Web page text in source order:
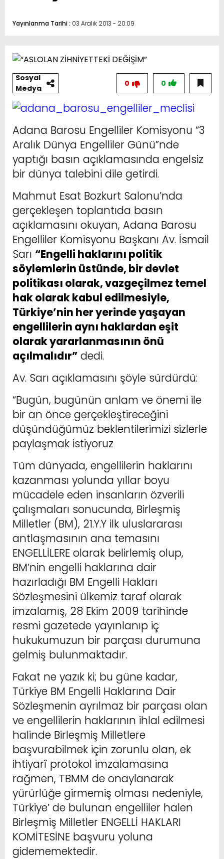
Yayınlanma Tarihi : 03 Aralık 2013 - 20:09
Sosyal
Medya
0
0
Adana Barosu Engelliler Komisyonu “3
Aralık Dünya Engelliler Günü”nde
yaptığı basın açıklamasında engelsiz
bir dünya talebini dile getirdi.
Mahmut Esat Bozkurt Salonu’nda
gerçekleşen toplantıda basın
açıklamasını okuyan, Adana Barosu
Engelliler Komisyonu Başkanı Av. İsmail
Sarı “Engelli haklarını politik
söylemlerin üstünde, bir devlet
politikası olarak, vazgeçilmez temel
hak olarak kabul edilmesiyle,
Türkiye’nin her yerinde yaşayan
engellilerin aynı haklardan eşit
olarak yararlanmasının önü
açılmalıdır” dedi.
Av. Sarı açıklamasını şöyle sürdürdü:
“Bugün, bugünün anlam ve önemi ile
bir an önce gerçekleştireceğini
düşündüğümüz beklentilerimizi sizlerle
paylaşmak istiyoruz
Tüm dünyada, engellilerin haklarını
kazanması yolunda yıllar boyu
mücadele eden insanların özverili
çalışmaları sonucunda, Birleşmiş
Milletler (BM), 21.Y.Y ilk uluslararası
antlaşmasının ana temasını
ENGELLİLERE olarak belirlemiş olup,
BM’nin engelli haklarına dair
hazırladığı BM Engelli Hakları
Sözleşmesini ülkemiz taraf olarak
imzalamış, 28 Ekim 2009 tarihinde
resmi gazetede yayınlanıp iç
hukukumuzun bir parçası durumuna
gelmiş bulunmaktadır.
Fakat ne yazık ki; bu güne kadar,
Türkiye BM Engelli Haklarına Dair
Sözleşmenin ayrılmaz bir parçası olan
ve engellilerin haklarının ihlal edilmesi
halinde Birleşmiş Milletlere
başvurabilmek için zorunlu olan, ek
ihtiyarî protokol imzalamasına
rağmen, TBMM de onaylanarak
yürürlüğe girmemiş olması nedeniyle,
Türkiye’ de bulunan engelliler halen
Birleşmiş Milletler ENGELLİ HAKLARI
KOMİTESİNE başvuru yoluna
gidememektedir.